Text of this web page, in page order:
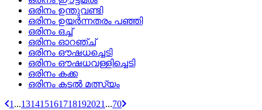
ഒരിനം ഉന്തുവണ്ടി
ഒരിനം ഉയര്‍ന്നതരം പഞ്ഞി
ഒരിനം ഒച്ച്
ഒരിനം ഓറഞ്ച്
ഒരിനം ഔഷധച്ചെടി
ഒരിനം ഔഷധവള്ളിച്ചെടി
ഒരിനം കക്ക
ഒരിനം കടല്‍ മത്സ്യം
1 ...131415161718192021 ...70